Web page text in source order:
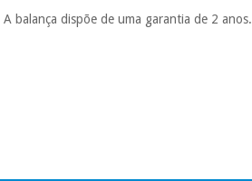
A balança dispõe de uma garantia de 2 anos.